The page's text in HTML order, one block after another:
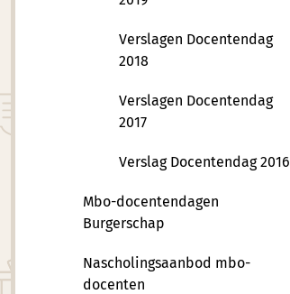
Verslagen Docentendag
2018
Verslagen Docentendag
2017
Verslag Docentendag 2016
Mbo-docentendagen
Burgerschap
Nascholingsaanbod mbo-
docenten